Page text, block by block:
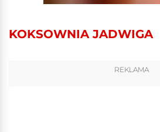
KOKSOWNIA JADWIGA
REKLAMA